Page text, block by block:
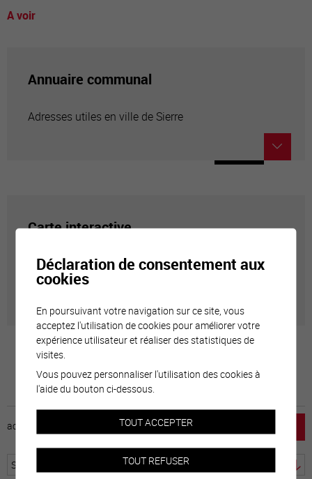
A voir
Annuaire communal
Adresses utiles en ville de Sierre
Carte interactive
Géolocalisation de tous les points d'intérêt de la Ville
de Sierre.
accueil emploi mentions légales
Déclaration de consentement aux
cookies
En poursuivant votre navigation sur ce site, vous
acceptez l'utilisation de cookies pour améliorer votre
expérience utilisateur et réaliser des statistiques de
visites.
Vous pouvez personnaliser l'utilisation des cookies à
l'aide du bouton ci-dessous.
TOUT ACCEPTER
TOUT REFUSER